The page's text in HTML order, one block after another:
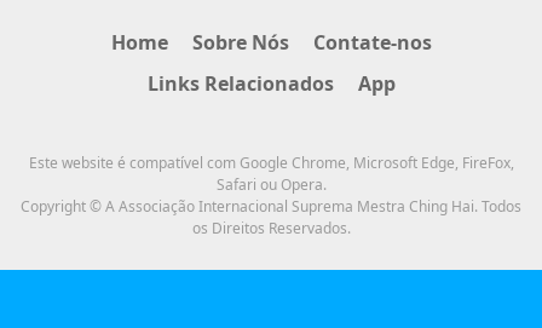
Asleep and Waiting for Lord Jesus
Master Television
2026-08-08
Notícias de Destaque
Home Sobre Nós
Contate-nos
Links Relacionados
App
Este website é compatível com Google Chrome, Microsoft Edge, FireFox,
Safari ou Opera.
Copyright © A Associação Internacional Suprema Mestra Ching Hai. Todos
os Direitos Reservados.